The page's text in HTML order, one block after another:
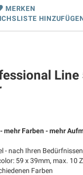
MERKEN
Line
mehr Farben - mehr
- nach Ihren
59 x 39mm, max. 10
Farben